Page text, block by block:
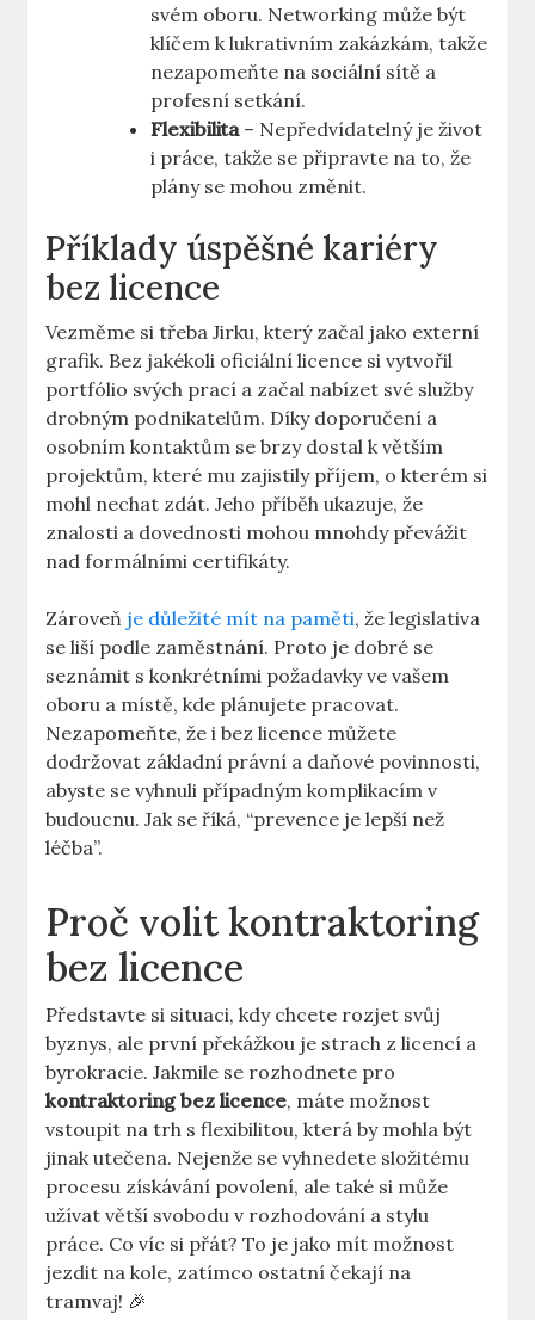
svém oboru. Networking může být
klíčem k lukrativním zakázkám, takže
nezapomeňte na sociální sítě a
profesní setkání.
Flexibilita– Nepředvídatelný je život
i práce, takže se připravte na to, že
plány se mohou změnit.
Příklady úspěšné kariéry
bez licence
Vezměme si třeba Jirku, který začal jako externí
grafik. Bez jakékoli oficiální licence si vytvořil
portfólio svých prací a začal nabízet své služby
drobným podnikatelům. Díky doporučení a
osobním kontaktům se brzy dostal k větším
projektům, které mu zajistily příjem, o kterém si
mohl nechat zdát. Jeho příběh ukazuje, že
znalosti a dovednosti mohou mnohdy převážit
nad formálními certifikáty.
Zároveň je důležité mít na paměti, že legislativa
se liší podle zaměstnání. Proto je dobré se
seznámit s konkrétními požadavky ve vašem
oboru a místě, kde plánujete pracovat.
Nezapomeňte, že i bez licence můžete
dodržovat základní právní a daňové povinnosti,
abyste se vyhnuli případným komplikacím v
budoucnu. Jak se říká, “prevence je lepší než
léčba”.
Proč volit kontraktoring
bez licence
Představte si situaci, kdy chcete rozjet svůj
byznys, ale první překážkou je strach z licencí a
byrokracie. Jakmile se rozhodnete pro
kontraktoring bez licence, máte možnost
vstoupit na trh s flexibilitou, která by mohla být
jinak utečena. Nejenže se vyhnedete složitému
procesu získávání povolení, ale také si může
užívat větší svobodu v rozhodování a stylu
práce. Co víc si přát? To je jako mít možnost
jezdit na kole, zatímco ostatní čekají na
tramvaj! 🎉